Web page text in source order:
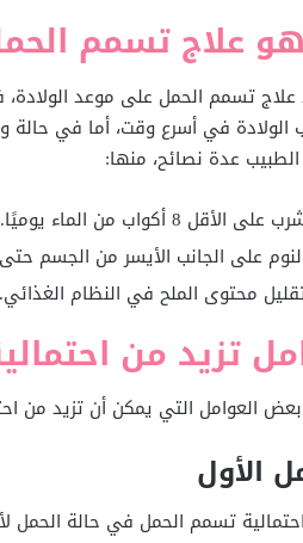
علاج تسمم
تسمم الحمل على موعد الولادة،
الولادة في أسرع وقت، أما في
عدة نصائح، منها:
على الأقل 8 أكواب من الماء يوميًا.
على الجانب الأيسر من الجسم
محتوى الملح في النظام الغذائي.
تزيد من
العوامل التي يمكن أن تزيد من
الأول
تسمم الحمل في حالة الحمل